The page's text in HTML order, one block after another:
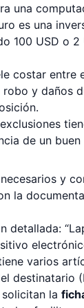
una
es una
100 USD o
costar entre
y daños
de un buen
y
la
detallada:
varios
destinatario
la